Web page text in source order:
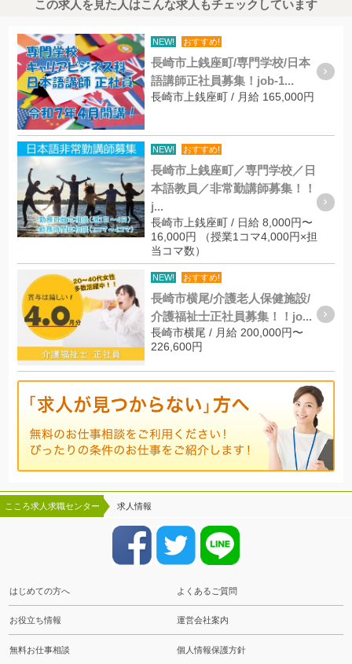
この求人を見た人はこんな求人もチェックしています
NEW! おすすめ!
長崎市上銭座町/専門学校/日本
語講師正社員募集！job-1...
長崎市上銭座町 / 月給 165,000円
NEW! おすすめ!
長崎市上銭座町／専門学校／日
本語教員／非常勤講師募集！！
j...
長崎市上銭座町 / 日給 8,000円〜
16,000円 （授業1コマ4,000円×担
当コマ数）
NEW! おすすめ!
長崎市横尾/介護老人保健施設/
介護福祉士正社員募集！！jo...
長崎市横尾 / 月給 200,000円〜
226,600円
こころ求人求職センター 求人情報
はじめての方へ よくあるご質問
お役立ち情報 運営会社案内
無料お仕事相談 個人情報保護方針